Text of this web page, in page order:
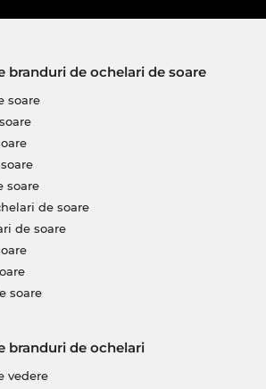
branduri de ochelari de soare
soare
soare
de soare
de soare
soare
branduri de ochelari
vedere